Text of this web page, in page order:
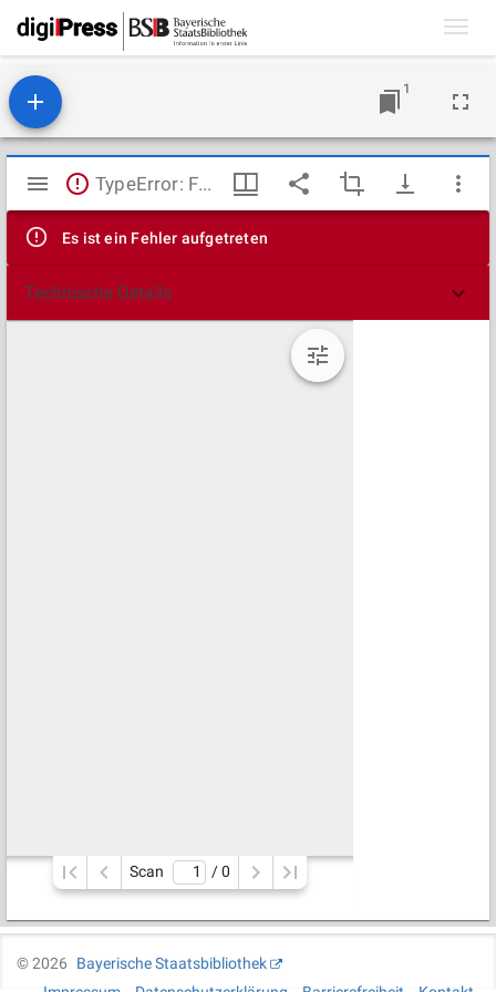
1
Mirador
Viewer
TypeError: Failed to fetch
Es ist ein Fehler aufgetreten
Technische Details
Scan / 0
©2026
Bayerische Staatsbibliothek